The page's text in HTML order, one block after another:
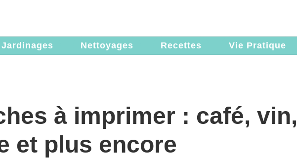
Jardinages Nettoyages Recettes Vie Pratique
à imprimer : café, vin,
et plus encore